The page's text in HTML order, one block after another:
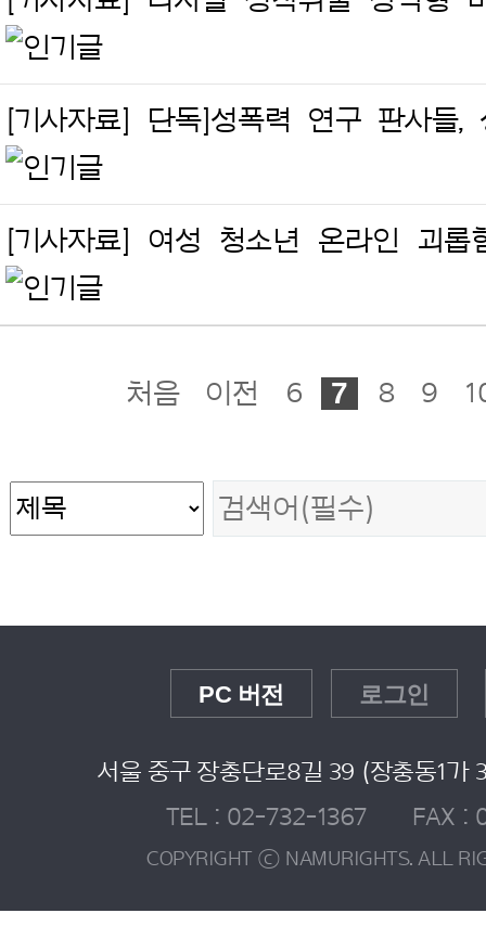
[기사자료] 단독]성폭력 연구 판사들
[기사자료] 여성 청소년 온라인 괴롭
처음 이전 6 7 8 9
PC 버전 로그인
서울 중구 장충단로8길 39 (장충동1가
TEL : 02-732-1367 FAX :
COPYRIGHT ⓒ NAMURIGHTS. ALL